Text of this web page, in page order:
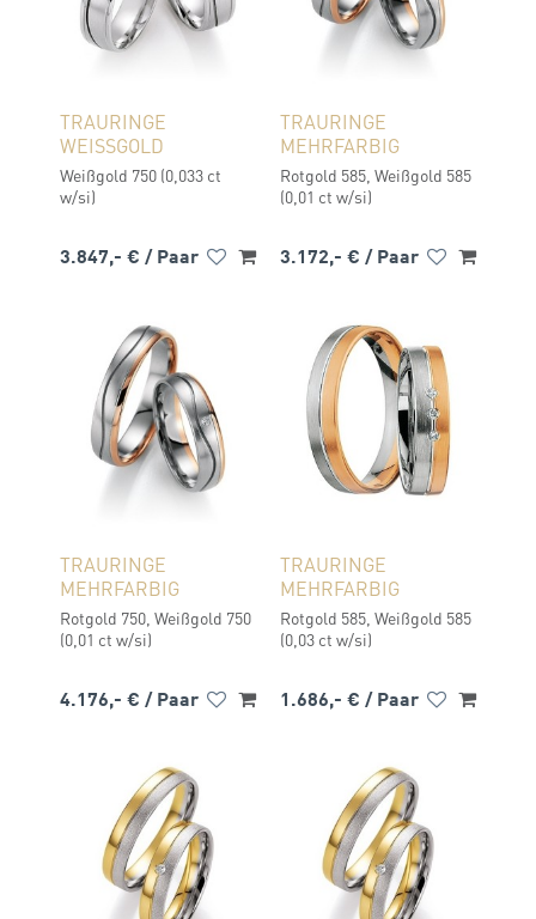
TRAURINGE
WEISSGOLD
Weißgold 750 (0,033 ct
w/si)
3.847,- € / Paar
TRAURINGE
MEHRFARBIG
Rotgold 585, Weißgold 585
(0,01 ct w/si)
3.172,- € / Paar
TRAURINGE
MEHRFARBIG
Rotgold 750, Weißgold 750
(0,01 ct w/si)
4.176,- € / Paar
TRAURINGE
MEHRFARBIG
Rotgold 585, Weißgold 585
(0,03 ct w/si)
1.686,- € / Paar